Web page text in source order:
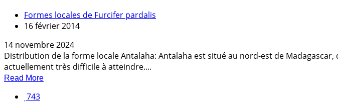
Formes locales de Furcifer pardalis
16 février 2014
14 novembre 2024
Distribution de la forme locale Antalaha: Antalaha est situé au nord-est de Madagascar,
actuellement très difficile à atteindre....
Read More
743